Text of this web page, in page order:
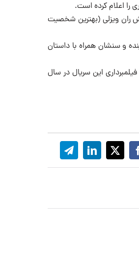
را اعلام کرده است.
ران ویزلی (بهترین شخصیت
و سنشان همراه با داستان
این سریال در سال